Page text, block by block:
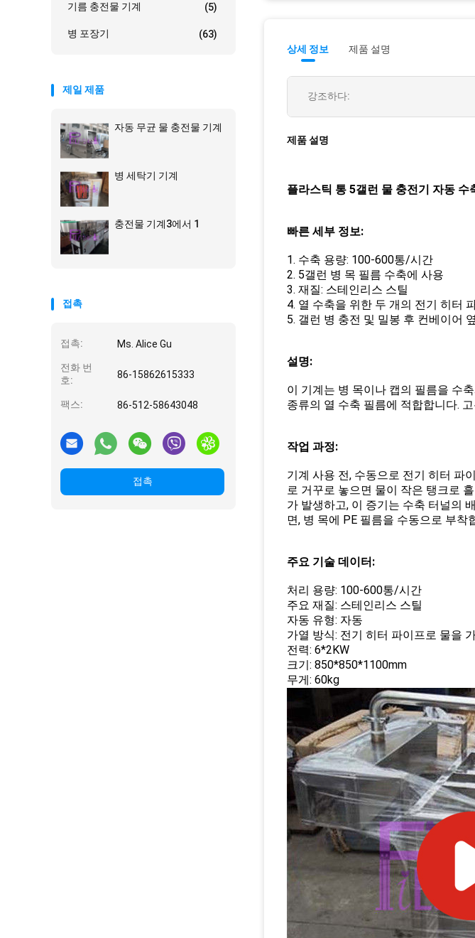
기름 충전물 기계 (5)
병 포장기 (63)
제일 제품
자동 무균 물 충전물 기계
병 세탁기 기계
충전물 기계3에서 1
접촉
접촉: Ms. Alice Gu
전화 번
호:
86-15862615333
팩스: 86-512-58643048
접촉
상세 정보 제품 설명
강조하다:
제품 설명
플라스틱 통 5갤런 물 충전기 자동 수
빠른 세부 정보:
1. 수축 용량: 100-600통/시간
2. 5갤런 병 목 필름 수축에 사용
3. 재질: 스테인리스 스틸
4. 열 수축을 위한 두 개의 전기 히터
5. 갤런 병 충전 및 밀봉 후 컨베이어
설명:
이 기계는 병 목이나 캡의 필름을 수
종류의 열 수축 필름에 적합합니다.
작업 과정:
기계 사용 전, 수동으로 전기 히터 파
로 거꾸로 놓으면 물이 작은 탱크로
가 발생하고, 이 증기는 수축 터널의
면, 병 목에 PE 필름을 수동으로 부
주요 기술 데이터:
처리 용량: 100-600통/시간
주요 재질: 스테인리스 스틸
자동 유형: 자동
가열 방식: 전기 히터 파이프로 물을
전력: 6*2KW
크기: 850*850*1100mm
무게: 60kg